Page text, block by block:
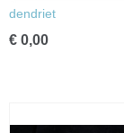
dendriet
€ 0,00